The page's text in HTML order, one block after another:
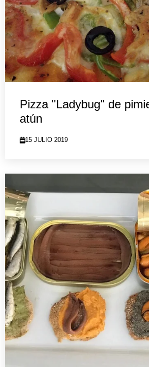
Pizza "Ladybug" de
atún
15 JULIO 2019